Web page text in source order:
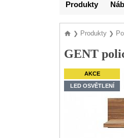
Produkty
❯ Produkty ❯
GENT
AKCE
LED OSVĚTLENÍ